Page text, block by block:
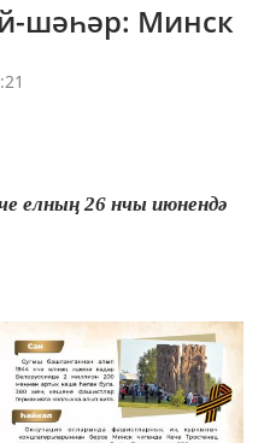
шәһәр: Минск
елның 26 нчы июнендә